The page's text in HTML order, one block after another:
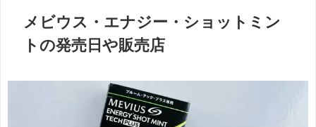
メビウス・エナジー・ショットミン
トの発売日や販売店